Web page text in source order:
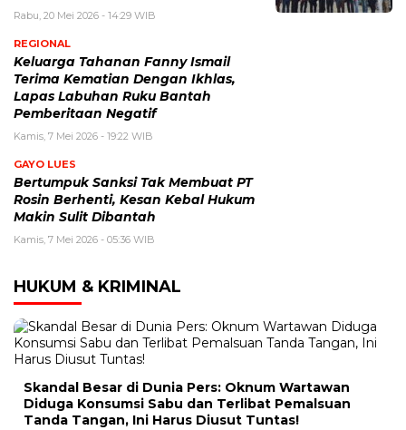
Rabu, 20 Mei 2026 - 14:29 WIB
REGIONAL
Keluarga Tahanan Fanny Ismail
Terima Kematian Dengan Ikhlas,
Lapas Labuhan Ruku Bantah
Pemberitaan Negatif
Kamis, 7 Mei 2026 - 19:22 WIB
GAYO LUES
Bertumpuk Sanksi Tak Membuat PT
Rosin Berhenti, Kesan Kebal Hukum
Makin Sulit Dibantah
Kamis, 7 Mei 2026 - 05:36 WIB
HUKUM & KRIMINAL
Skandal Besar di Dunia Pers: Oknum Wartawan
Diduga Konsumsi Sabu dan Terlibat Pemalsuan
Tanda Tangan, Ini Harus Diusut Tuntas!